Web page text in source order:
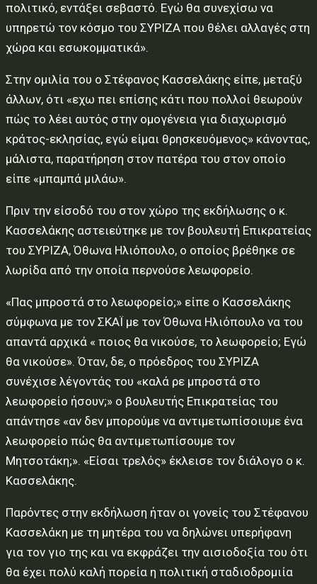
πολιτικό, εντάξει σεβαστό. Εγώ θα συνεχίσω να
υπηρετώ τον κόσμο του ΣΥΡΙΖΑ που θέλει αλλαγές στη
χώρα και εσωκομματικά».
Στην ομιλία του ο Στέφανος Κασσελάκης είπε, μεταξύ
άλλων, ότι «εχω πει επίσης κάτι που πολλοί θεωρούν
πώς το λέει αυτός στην ομογένεια για διαχωρισμό
κράτος-εκλησίας, εγώ είμαι θρησκευόμενος» κάνοντας,
μάλιστα, παρατήρηση στον πατέρα του στον οποίο
είπε «μπαμπά μιλάω».
Πριν την είσοδό του στον χώρο της εκδήλωσης ο κ.
Κασσελάκης αστειεύτηκε με τον βουλευτή Επικρατείας
του ΣΥΡΙΖΑ, Όθωνα Ηλιόπουλο, ο οποίος βρέθηκε σε
λωρίδα από την οποία περνούσε λεωφορείο.
«Πας μπροστά στο λεωφορείο;» είπε ο Κασσελάκης
σύμφωνα με τον ΣΚΑΪ με τον Όθωνα Ηλιόπουλο να του
απαντά αρχικά « ποιος θα νικούσε, το λεωφορείο; Εγώ
θα νικούσε». Όταν, δε, ο πρόεδρος του ΣΥΡΙΖΑ
συνέχισε λέγοντάς του «καλά ρε μπροστά στο
λεωφορείο ήσουν;» ο βουλευτής Επικρατείας του
απάντησε «αν δεν μπορούμε να αντιμετωπίσοιυμε ένα
λεωφορείο πώς θα αντιμετωπίσουμε τον
Μητσοτάκη;». «Είσαι τρελός» έκλεισε τον διάλογο ο κ.
Κασσελάκης.
Παρόντες στην εκδήλωση ήταν οι γονείς του Στέφανου
Κασσελάκη με τη μητέρα του να δηλώνει υπερήφανη
για τον γιο της και να εκφράζει την αισιοδοξία του ότι
θα έχει πολύ καλή πορεία η πολιτική σταδιοδρομιία